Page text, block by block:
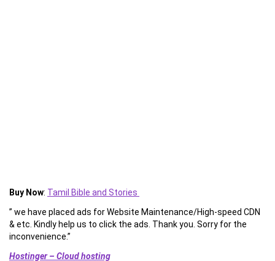
Buy Now: Tamil Bible and Stories
” we have placed ads for Website Maintenance/High-speed CDN
& etc. Kindly help us to click the ads. Thank you. Sorry for the
inconvenience.”
Hostinger – Cloud hosting